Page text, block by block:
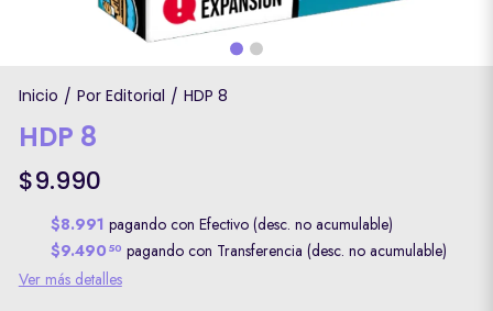
Inicio / Por Editorial / HDP 8
HDP 8
$9.990
$8.991 pagando con Efectivo (desc. no acumulable)
$9.490 50 pagando con Transferencia (desc. no acumulable)
Ver más detalles